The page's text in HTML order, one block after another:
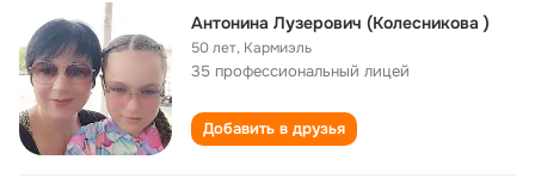
Антонина Лузерович (Колесникова )
50 лет, Кармиэль
35 профессиональный лицей
Добавить в друзья